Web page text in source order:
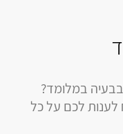
במלומד?
לענות לכם על כל